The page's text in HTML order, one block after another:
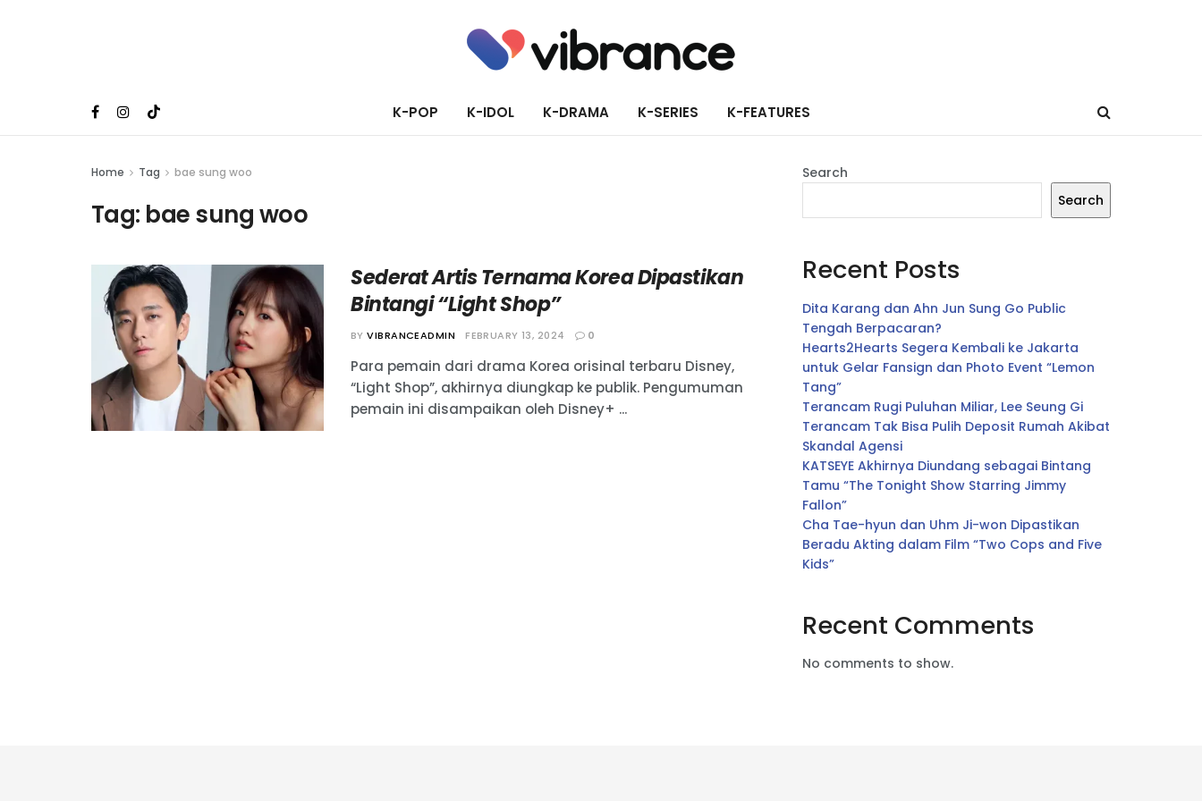
K-POP K-IDOL K-DRAMA K-SERIES K-FEATURES
Home Tag bae sung woo
Tag: bae sung woo
Sederat Artis Ternama Korea Dipastikan
Bintangi “Light Shop”
BY VIBRANCEADMIN FEBRUARY 13, 2024 0
Para pemain dari drama Korea orisinal terbaru Disney,
“Light Shop”, akhirnya diungkap ke publik. Pengumuman
pemain ini disampaikan oleh Disney+ ...
Search
Search
Recent Posts
Dita Karang dan Ahn Jun Sung Go Public
Tengah Berpacaran?
Hearts2Hearts Segera Kembali ke Jakarta
untuk Gelar Fansign dan Photo Event “Lemon
Tang”
Terancam Rugi Puluhan Miliar, Lee Seung Gi
Terancam Tak Bisa Pulih Deposit Rumah Akibat
Skandal Agensi
KATSEYE Akhirnya Diundang sebagai Bintang
Tamu “The Tonight Show Starring Jimmy
Fallon”
Cha Tae-hyun dan Uhm Ji-won Dipastikan
Beradu Akting dalam Film “Two Cops and Five
Kids”
Recent Comments
No comments to show.